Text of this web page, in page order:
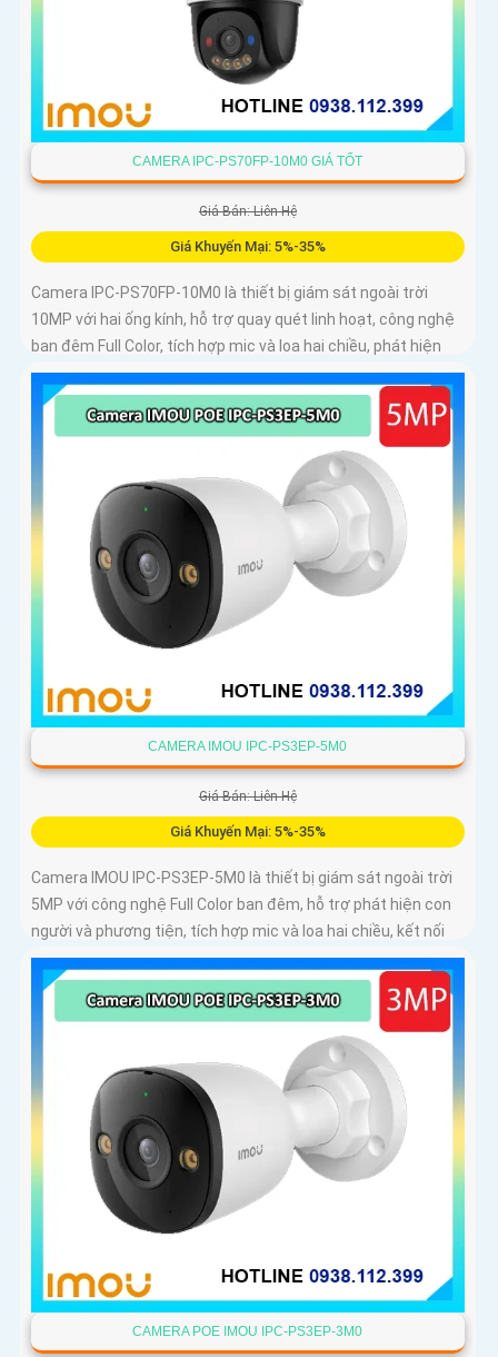
CAMERA IPC-PS70FP-10M0 GIÁ TỐT
Giá Bán: Liên Hệ
Giá Khuyến Mại: 5%-35%
Camera IPC-PS70FP-10M0 là thiết bị giám sát ngoài trời
10MP với hai ống kính, hỗ trợ quay quét linh hoạt, công nghệ
ban đêm Full Color, tích hợp mic và loa hai chiều, phát hiện
con người và phương tiện, phù hợp lắp đặt cho gia đình, cửa
hàng và văn phòng
CAMERA IMOU IPC-PS3EP-5M0
Giá Bán: Liên Hệ
Giá Khuyến Mại: 5%-35%
Camera IMOU IPC-PS3EP-5M0 là thiết bị giám sát ngoài trời
5MP với công nghệ Full Color ban đêm, hỗ trợ phát hiện con
người và phương tiện, tích hợp mic và loa hai chiều, kết nối
PoE tiện lợi, phù hợp cho gia đình, cửa hàng và văn phòng
CAMERA POE IMOU IPC-PS3EP-3M0